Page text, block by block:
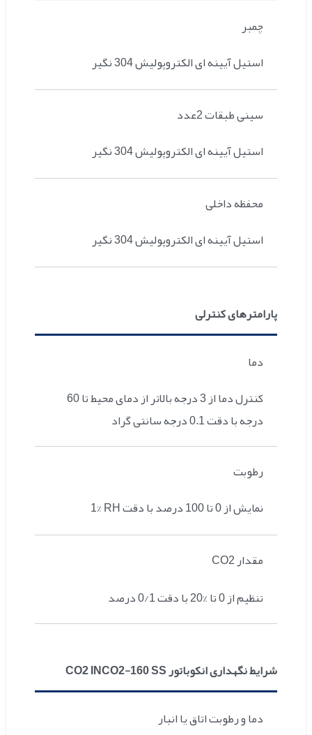
چمبر
استیل آیینه ای الکتروپولیش 304 نگیر
سینی طبقات 2عدد
استیل آیینه ای الکتروپولیش 304 نگیر
محفظه داخلی
استیل آیینه ای الکتروپولیش 304 نگیر
پارامترهای کنترلی
دما
کنترل دما از 3 درجه بالاتر از دمای محیط تا 60
درجه با دقت 0.1 درجه سانتی گراد
رطوبت
نمایش از 0 تا 100 درصد با دقت
1% RH
مقدار CO2
تنظیم از 0 تا %20 با دقت 0/1 درصد
شرایط نگهداری انکوباتور CO2 INCO2-160 SS
دما و رطوبت اتاق یا انبار